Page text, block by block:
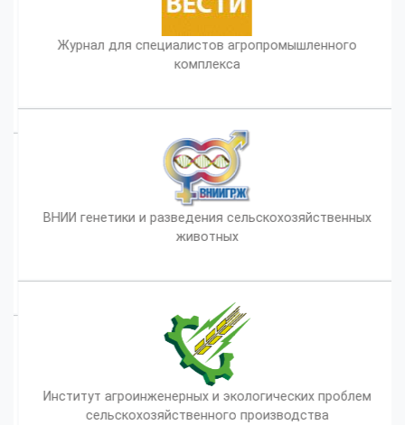
Журнал для специалистов агропромышленного
комплекса
ВНИИ генетики и разведения сельскохозяйственных
животных
Институт агроинженерных и экологических проблем
сельскохозяйственного производства